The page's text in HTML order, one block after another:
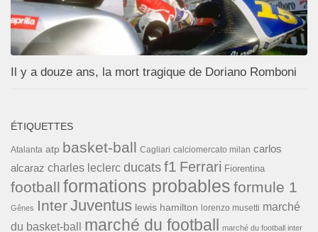
Il y a douze ans, la mort tragique de Doriano Romboni
ÉTIQUETTES
Atalanta atp basket-ball Cagliari calciomercato milan carlos
alcaraz charles leclerc ducats f1 Ferrari Fiorentina
football formations probables formule 1
Gênes InterJuventus lewis hamilton lorenzo musetti marché
du basket-ball
marché du football marché du football inter